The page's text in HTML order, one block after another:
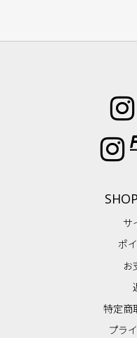
サ
ポ
お
特定商
プラ